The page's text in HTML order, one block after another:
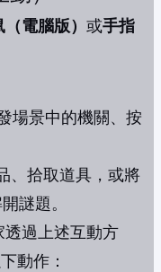
電腦版） 或手指
場景中的機關、按
、拾取道具，或將
謎題。
透過上述互動方
動作：